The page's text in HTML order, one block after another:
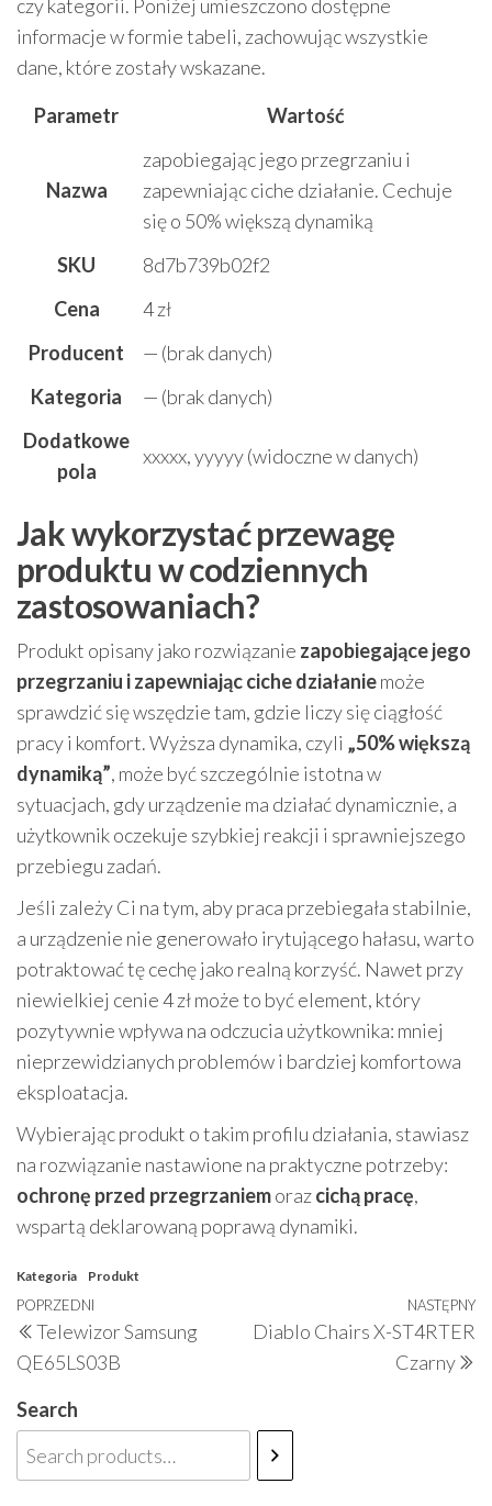
czy kategorii. Poniżej umieszczono dostępne
informacje w formie tabeli, zachowując wszystkie
dane, które zostały wskazane.
Parametr
Wartość
Nazwa
zapobiegając jego przegrzaniu i
zapewniając ciche działanie. Cechuje
się o 50% większą dynamiką
SKU
8d7b739b02f2
Cena
4 zł
Producent
— (brak danych)
Kategoria
— (brak danych)
Dodatkowe
pola
xxxxx, yyyyy (widoczne w danych)
Jak wykorzystać przewagę
produktu w codziennych
zastosowaniach?
Produkt opisany jako rozwiązanie zapobiegające jego
przegrzaniu i zapewniając ciche działaniemoże
sprawdzić się wszędzie tam, gdzie liczy się ciągłość
pracy i komfort. Wyższa dynamika, czyli „50% większą
dynamiką”, może być szczególnie istotna w
sytuacjach, gdy urządzenie ma działać dynamicznie, a
użytkownik oczekuje szybkiej reakcji i sprawniejszego
przebiegu zadań.
Jeśli zależy Ci na tym, aby praca przebiegała stabilnie,
a urządzenie nie generowało irytującego hałasu, warto
potraktować tę cechę jako realną korzyść. Nawet przy
niewielkiej cenie 4 zł może to być element, który
pozytywnie wpływa na odczucia użytkownika: mniej
nieprzewidzianych problemów i bardziej komfortowa
eksploatacja.
Wybierając produkt o takim profilu działania, stawiasz
na rozwiązanie nastawione na praktyczne potrzeby:
ochronę przed przegrzaniemorazcichą pracę,
wspartą deklarowaną poprawą dynamiki.
Kategoria Produkt
Nawigacja
wpisu
Poprzedni
wpis
POPRZEDNI
Telewizor Samsung
QE65LS03B
NASTĘPNY
Diablo Chairs X-ST4RTER
Czarny
Search